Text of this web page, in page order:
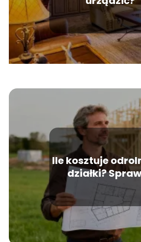
Ile kosztuje
działki?
aktualne